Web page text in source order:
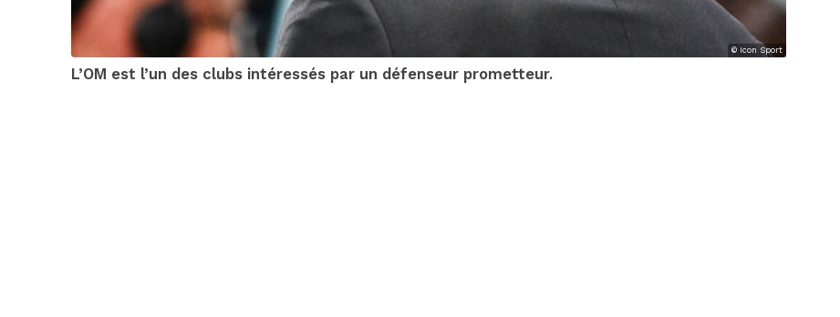
© Icon Sport
L’OM est l’un des clubs intéressés par un défenseur prometteur.